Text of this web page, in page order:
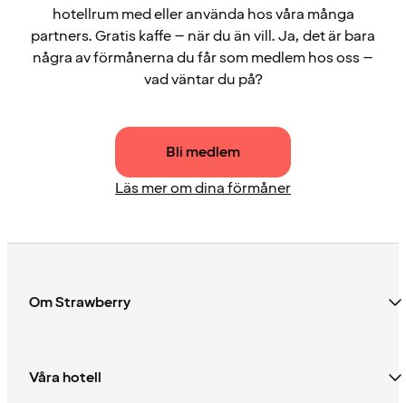
hotellrum med eller använda hos våra många
partners. Gratis kaffe – när du än vill. Ja, det är bara
några av förmånerna du får som medlem hos oss –
vad väntar du på?
Bli medlem
Läs mer om dina förmåner
Om Strawberry
Våra hotell